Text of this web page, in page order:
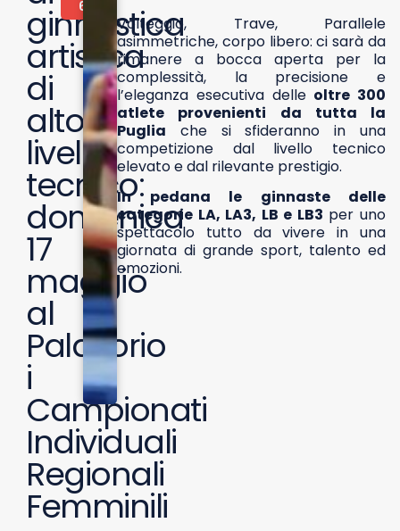
ginnastica
artistica
di
alto
livello
tecnico:
domenica
17
maggio
al
Palaflorio
i
Campionati
Individuali
Regionali
Femminili
6
Volteggio, Trave, Parallele
asimmetriche, corpo libero: ci sarà da
rimanere a bocca aperta per la
complessità, la precisione e
l’eleganza esecutiva delle oltre 300
atlete provenienti da tutta la
Puglia che si sfideranno in una
competizione dal livello tecnico
elevato e dal rilevante prestigio.
In pedana le ginnaste delle
categorie LA, LA3, LB e LB3 per uno
spettacolo tutto da vivere in una
giornata di grande sport, talento ed
emozioni.